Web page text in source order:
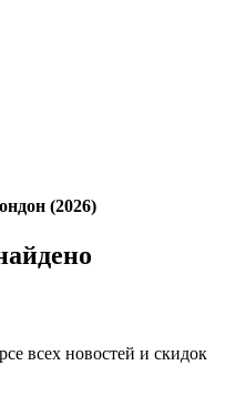
(2026)
всех новостей и скидок